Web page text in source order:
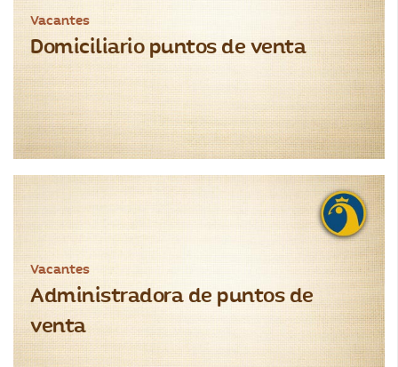
Vacantes
Domiciliario puntos de venta
Vacantes
Administradora de puntos de
venta